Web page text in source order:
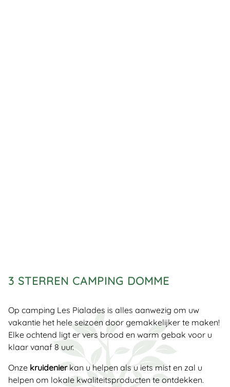
3 STERREN CAMPING DOMME
Op camping Les Pialades is alles aanwezig om uw
vakantie het hele seizoen door gemakkelijker te maken!
Elke ochtend ligt er vers brood en warm gebak voor u
klaar vanaf 8 uur.
Onze kruidenier kan u helpen als u iets mist en zal u
helpen om lokale kwaliteitsproducten te ontdekken.